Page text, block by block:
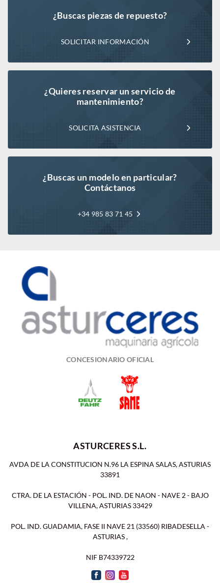
¿Buscas piezas de repuesto?
SOLICITAR INFORMACIÓN
¿Quieres reservar un servicio de
mantenimiento?
SOLICITA ASISTENCIA
¿Buscas un modelo en particular?
Contáctanos
+34 985 83 71 45
CONCESIONARIO OFICIAL
ASTURCERES S.L.
AVDA DE LA CONSTITUCION N.96 LA ESPINA SALAS, ASTURIAS
33891
CTRA. DE LA ESTACIÓN - POL. IND. DE NAON - NAVE 2 - BAJO
VILLENA, ASTURIAS 33429
POL. IND. GUADAMIA, FASE II NAVE 21 (33560) RIBADESELLA -
ASTURIAS ,
NIF B74339722